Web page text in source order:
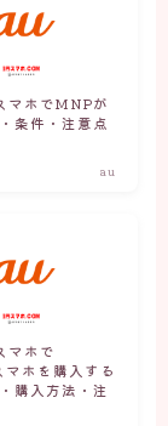
マホでMNPが
条件・注意点
au
マホで
ホを購入する
購入方法・注